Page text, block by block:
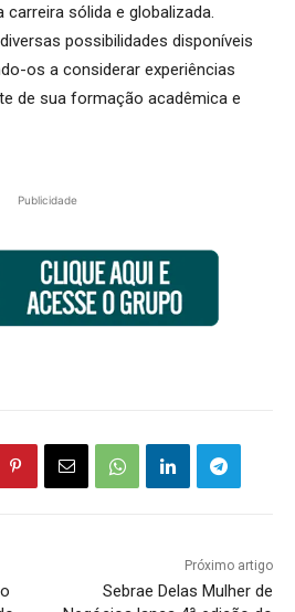
sólida e globalizada.
possibilidades disponíveis
os a considerar experiências
de sua formação acadêmica e
Publicidade
Próximo artigo
Sebrae Delas Mulher de